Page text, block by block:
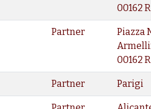
00162
Partner
Piazza
00162
Partner Parigi